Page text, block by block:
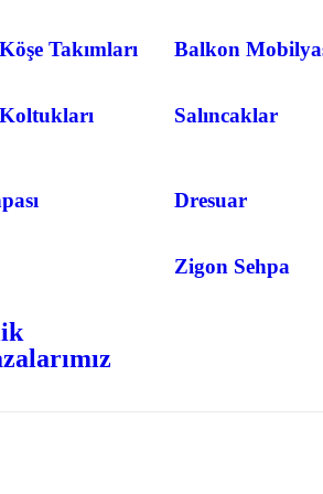
Takımları Balkon
Salıncaklar
Dresuar
Zigon Sehpa